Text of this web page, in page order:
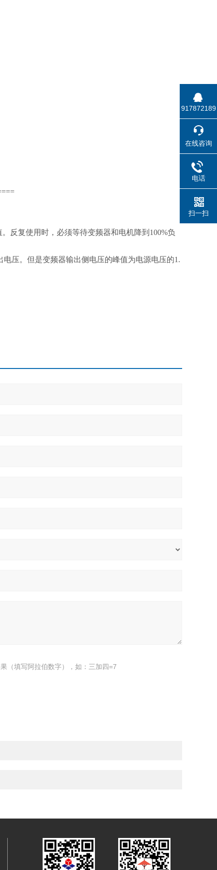
反复使用时，必须等待变频器和电机降到100%负
压。但是变频器输出侧电压的峰值为电源电压的1.
（填写阿拉伯数字），如：三加四=7
917872189
在线咨询
电话
扫一扫